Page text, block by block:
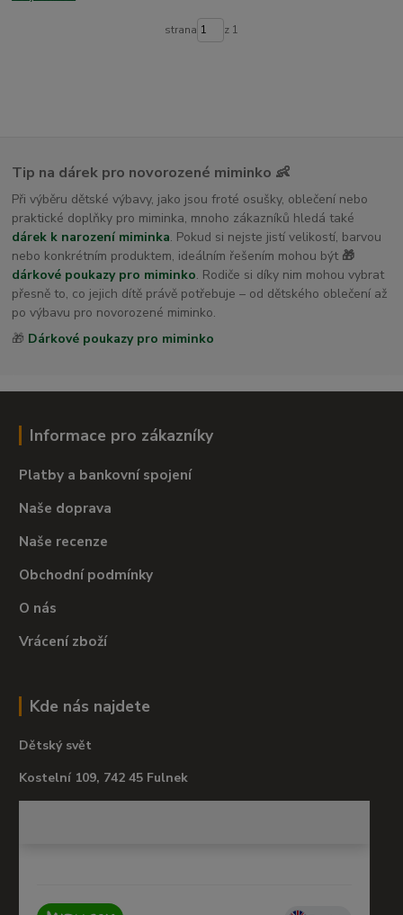
dětské osušky s kapucí
strana z 1
Tip na dárek pro novorozené miminko 👶
Při výběru dětské výbavy, jako jsou froté osušky, oblečení nebo
praktické doplňky pro miminka, mnoho zákazníků hledá také
dárek k narození miminka. Pokud si nejste jistí velikostí, barvou
nebo konkrétním produktem, ideálním řešením mohou být 🎁
dárkové poukazy pro miminko. Rodiče si díky nim mohou vybrat
přesně to, co jejich dítě právě potřebuje – od dětského oblečení až
po výbavu pro novorozené miminko.
🎁 Dárkové poukazy pro miminko
Informace pro zákazníky
Platby a bankovní spojení
Naše doprava
Naše recenze
Obchodní podmínky
O nás
Vrácení zboží
Kde nás najdete
Dětský svět
Kostelní 109, 742 45 Fulnek